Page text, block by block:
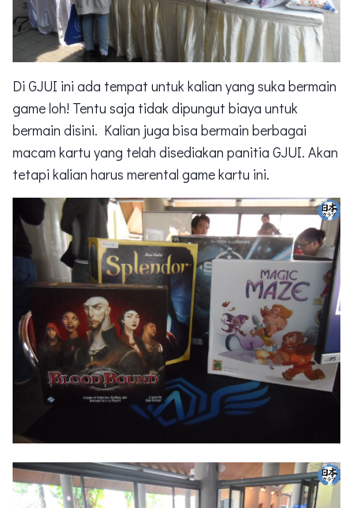
Di GJUI ini ada tempat untuk kalian yang suka bermain
game loh! Tentu saja tidak dipungut biaya untuk
bermain disini. Kalian juga bisa bermain berbagai
macam kartu yang telah disediakan panitia GJUI. Akan
tetapi kalian harus merental game kartu ini.